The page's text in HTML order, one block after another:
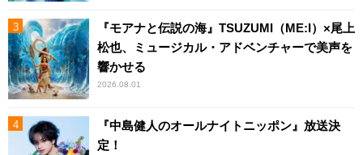
『モアナと伝説の海』TSUZUMI（ME:I）×尾上
松也、ミュージカル・アドベンチャーで美声を
響かせる
2026.08.01
『中島健人のオールナイトニッポン』放送決
定！